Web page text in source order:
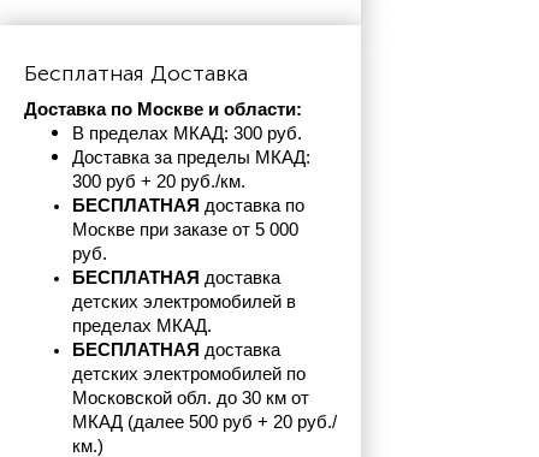
Бесплатная Доставка
Доставка по Москве и области:
В пределах МКАД: 300 руб.
Доставка за пределы МКАД:
300 руб + 20 руб./км.
БЕСПЛАТНАЯ доставка по
Москве при заказе от 5 000
руб.
БЕСПЛАТНАЯ доставка
детских электромобилей в
пределах МКАД.
БЕСПЛАТНАЯ доставка
детских электромобилей по
Московской обл. до 30 км от
МКАД (далее 500 руб + 20 руб./
км.)